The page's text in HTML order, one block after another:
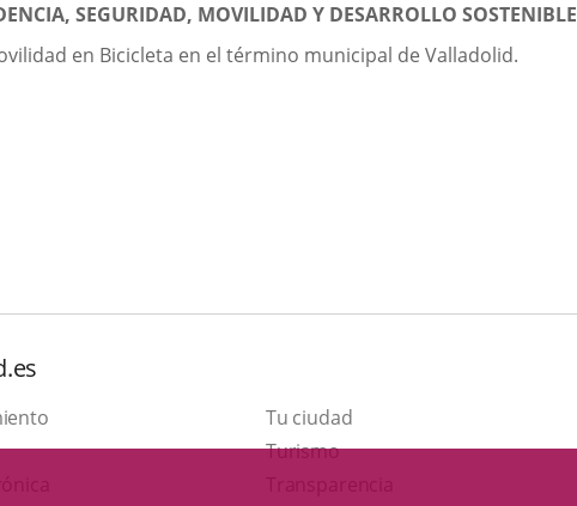
SEGURIDAD, MOVILIDAD Y DESARROLLO SOSTENIBLE
en Bicicleta en el término municipal de Valladolid.
Tu ciudad
TurismoThis